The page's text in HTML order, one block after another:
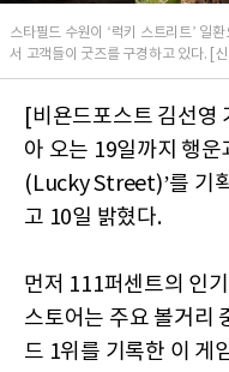
스타필드 수원이 ‘럭키 스트리트’ 일
서 고객들이 굿즈를 구경하고 있다. [
[비욘드포스트 김선영
아 오는 19일까지 행운
(Lucky Street)’를 기
고 10일 밝혔다.
먼저 111퍼센트의 인
스토어는 주요 볼거리
드 1위를 기록한 이 게